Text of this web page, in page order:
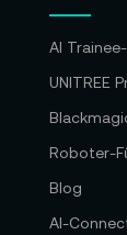
AI
UNITREE
Roboter-
Blog
AI-